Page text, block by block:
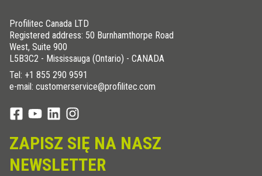
Profilitec Canada LTD
Registered address: 50 Burnhamthorpe Road
West, Suite 900
L5B3C2 - Mississauga (Ontario) - CANADA
Tel: +1 855 290 9591
e-mail: customerservice@profilitec.com
ZAPISZ SIĘ NA NASZ
NEWSLETTER